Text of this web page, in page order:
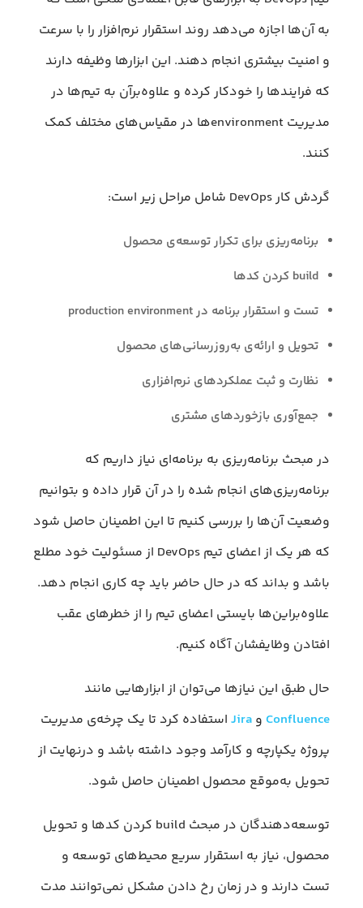
به آن‌ها اجازه می‌دهد روند استقرار نرم‌افزار را با سرعت
و امنیت بیشتری انجام دهند. این ابزارها وظیفه دارند
که فرایندها را خودکار کرده و علاوه‌برآن به تیم‌ها در
مدیریت environmentها در مقیاس‌های مختلف کمک
کنند.
گردش کار DevOps شامل مراحل زیر است:
برنامه‌ریزی برای تکرار توسعه‌ی محصول
build کردن کدها
تست و استقرار برنامه در production environment
تحویل و ارائه‌ی به‌روزرسانی‌های محصول
نظارت و ثبت عملکردهای نرم‌افزاری
جمع‌آوری بازخوردهای مشتری
در مبحث برنامه‌ریزی به برنامه‌ای نیاز داریم که
برنامه‌ریزی‌های انجام شده را در آن قرار داده و بتوانیم
وضعیت‌ آن‌ها را بررسی کنیم تا این اطمینان حاصل شود
که هر یک از اعضای تیم DevOps از مسئولیت خود مطلع
باشد و بداند که در حال حاضر باید چه کاری انجام دهد.
علاوه‌براین‌ها بایستی اعضای تیم را از خطرهای عقب
افتادن وظایفشان آگاه کنیم.
حال طبق این نیازها می‌توان از ابزارهایی مانند
Confluence و Jira استفاده کرد تا یک چرخه‌ی مدیریت
پروژه یکپارچه و کارآمد وجود داشته باشد و درنهایت از
تحویل به‌موقع محصول اطمینان حاصل شود.
توسعه‌دهندگان در مبحث build کردن کدها و تحویل
محصول، نیاز به استقرار سریع محیط‌های توسعه و
تست دارند و در زمان رخ دادن مشکل نمی‌توانند مدت